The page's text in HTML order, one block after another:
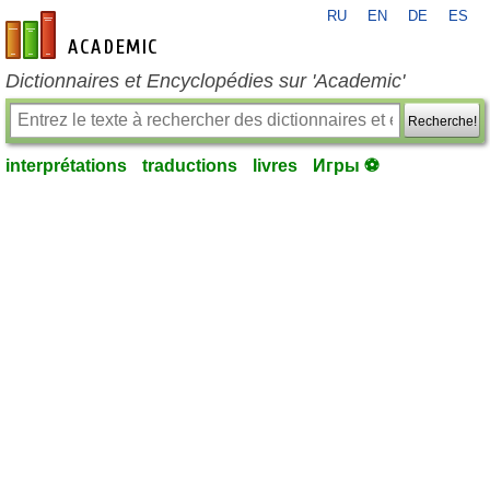
fr-academic.com
RU EN DE ES
Dictionnaires et Encyclopédies sur 'Academic'
Recherche!
interprétations traductions livres Игры ⚽